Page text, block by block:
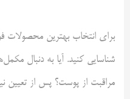
برای انتخاب بهترین محصولات
شناسایی کنید. آیا به دنبال
مراقبت از پوست؟ پس از تعیین